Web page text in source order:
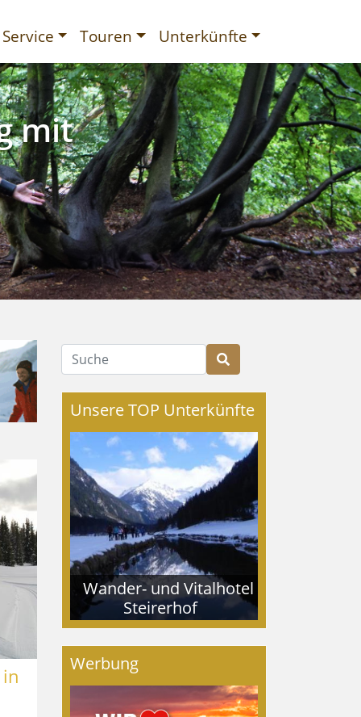
Service Touren Unterkünfte
mit
Suche
Unsere TOP Unterkünfte
Wander- und Vitalhotel
Steirerhof
Werbung